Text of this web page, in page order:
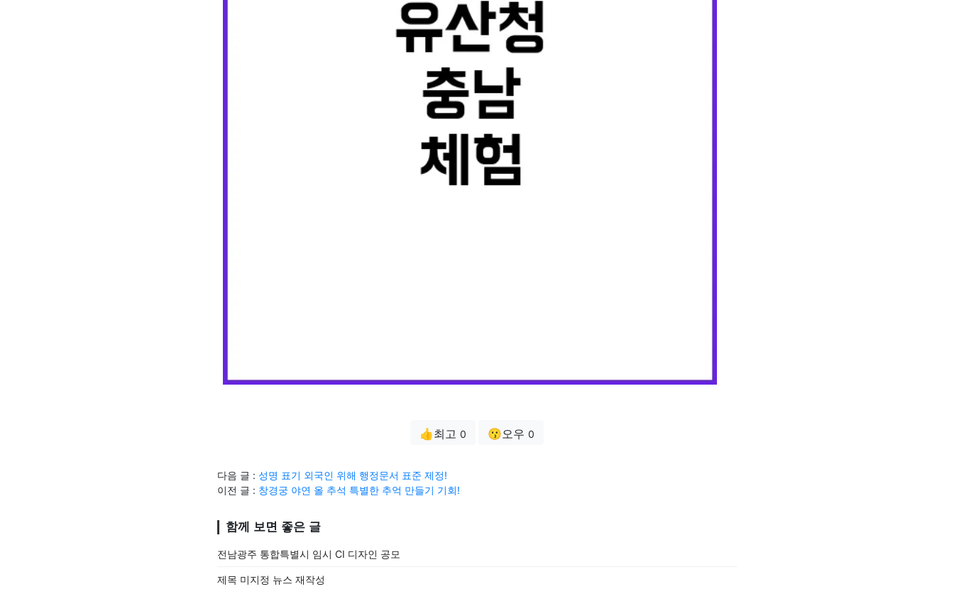
👍최고 0 😗오우 0
다음 글 : 성명 표기 외국인 위해 행정문서 표준 제정!
이전 글 : 창경궁 야연 올 추석 특별한 추억 만들기 기회!
함께 보면 좋은 글
전남광주 통합특별시 임시 CI 디자인 공모
제목 미지정 뉴스 재작성